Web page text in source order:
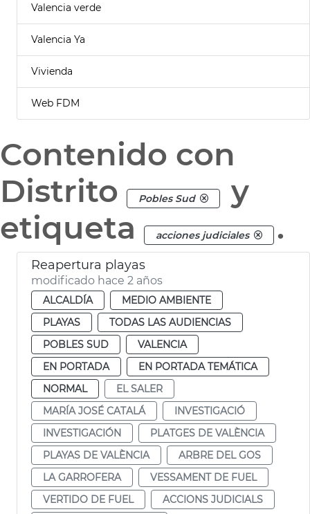
Valencia verde
Valencia Ya
Vivienda
Web FDM
Contenido con
Distrito
Pobles Sud
y
etiqueta
acciones judiciales .
Reapertura playas
modificado hace 2 años
ALCALDÍA
MEDIO AMBIENTE
PLAYAS
TODAS LAS AUDIENCIAS
POBLES SUD
VALENCIA
EN PORTADA
EN PORTADA TEMÁTICA
NORMAL
EL SALER
MARÍA JOSÉ CATALÁ
INVESTIGACIÓ
INVESTIGACIÓN
PLATGES DE VALÈNCIA
PLAYAS DE VALÈNCIA
ARBRE DEL GOS
LA GARROFERA
VESSAMENT DE FUEL
VERTIDO DE FUEL
ACCIONS JUDICIALS